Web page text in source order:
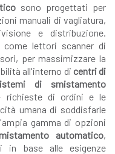
sono progettati per
manuali di vagliatura,
e distribuzione.
lettori scanner di
per massimizzare la
all'interno di centri di
di smistamento
richieste di ordini e le
umana di soddisfarle
gamma di opzioni
automatico,
in base alle esigenze